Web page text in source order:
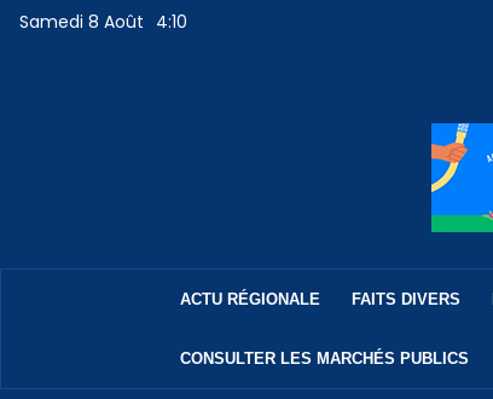
Samedi 8 Août 4:10
ACTU RÉGIONALE FAITS DIVERS
CONSULTER LES MARCHÉS PUBLICS